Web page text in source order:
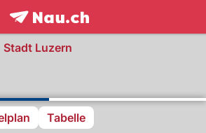
frontpage.NAU.ch
Stadt Luzern
Tabelle